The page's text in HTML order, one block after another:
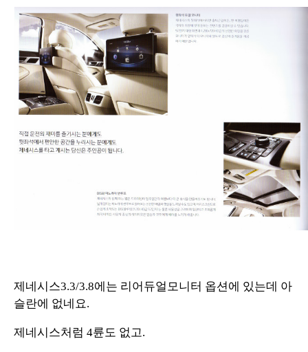
제네시스3.3/3.8에는 리어듀얼모니터 옵션에 있는데 아
슬란에 없네요.
제네시스처럼 4륜도 없고.